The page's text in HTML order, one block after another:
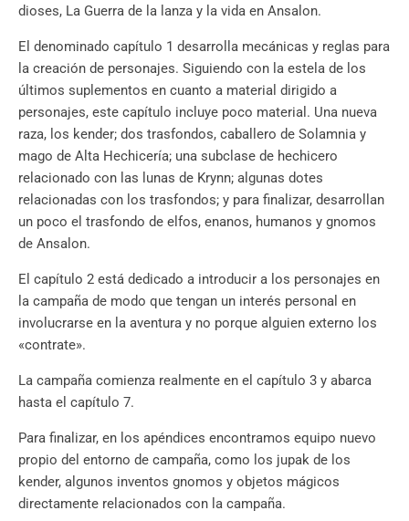
dioses, La Guerra de la lanza y la vida en Ansalon.
El denominado capítulo 1 desarrolla mecánicas y reglas para
la creación de personajes. Siguiendo con la estela de los
últimos suplementos en cuanto a material dirigido a
personajes, este capítulo incluye poco material. Una nueva
raza, los kender; dos trasfondos, caballero de Solamnia y
mago de Alta Hechicería; una subclase de hechicero
relacionado con las lunas de Krynn; algunas dotes
relacionadas con los trasfondos; y para finalizar, desarrollan
un poco el trasfondo de elfos, enanos, humanos y gnomos
de Ansalon.
El capítulo 2 está dedicado a introducir a los personajes en
la campaña de modo que tengan un interés personal en
involucrarse en la aventura y no porque alguien externo los
«contrate».
La campaña comienza realmente en el capítulo 3 y abarca
hasta el capítulo 7.
Para finalizar, en los apéndices encontramos equipo nuevo
propio del entorno de campaña, como los jupak de los
kender, algunos inventos gnomos y objetos mágicos
directamente relacionados con la campaña.